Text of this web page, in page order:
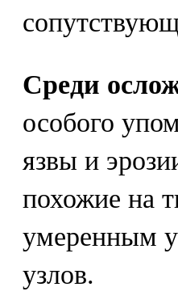
Среди
особого
язвы и
похожие на
умеренным
узлов.